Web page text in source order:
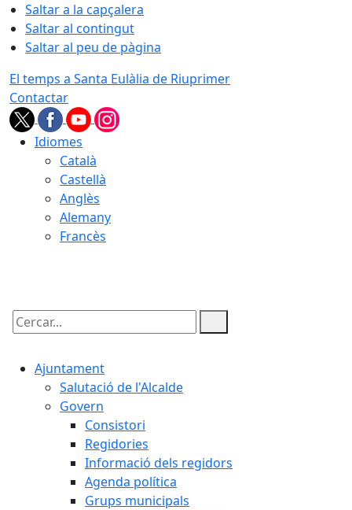
Saltar a la capçalera
Saltar al contingut
Saltar al peu de pàgina
El temps a Santa Eulàlia de Riuprimer
Contactar
Idiomes
Català
Castellà
Anglès
Alemany
Francès
Cercar:
Ajuntament
Salutació de l'Alcalde
Govern
Consistori
Regidories
Informació dels regidors
Agenda política
Grups municipals